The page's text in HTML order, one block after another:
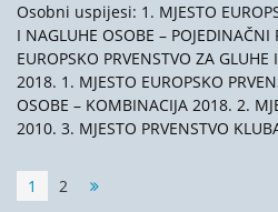
Osobni uspijesi: 1. MJESTO
I NAGLUHE OSOBE –
EUROPSKO PRVENSTVO ZA
2018. 1. MJESTO EUROPSKO
OSOBE – KOMBINACIJA 2018. 2.
2010. 3. MJESTO PRVENSTVO
1 2